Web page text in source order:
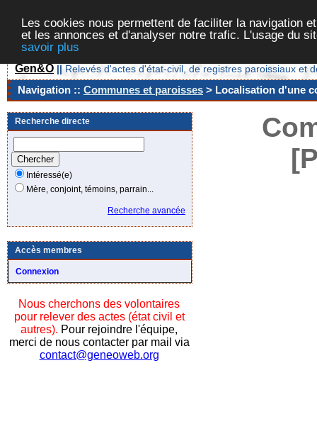
Les cookies nous permettent de faciliter la navigation
et les annonces et d'analyser notre trafic. L'usage du
savoir plus
Gen&O || Relevés d'actes d'état-civil, de registres paroissiaux et
Navigation :: Communes et paroisses > Localisation d'une
Recherche directe
Intéressé(e)
Mère, conjoint, témoins, parrain...
Recherche avancée
Accès membres
Connexion
Nous cherchons des volontaires
pour relever des actes (état civil et
autres). Pour rejoindre l'équipe,
merci de nous contacter par mail via
contact@geneoweb.org